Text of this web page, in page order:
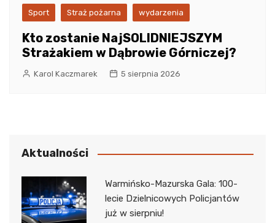
Sport Straż pożarna wydarzenia
Kto zostanie NajSOLIDNIEJSZYM
Strażakiem w Dąbrowie Górniczej?
Karol Kaczmarek 5 sierpnia 2026
Aktualności
Warmińsko-Mazurska Gala: 100-
lecie Dzielnicowych Policjantów
już w sierpniu!